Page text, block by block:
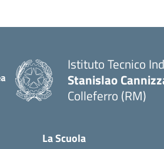
Istituto Tecnico
Stanislao
Colleferro (RM)
La Scuola